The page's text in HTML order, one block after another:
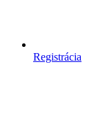
Registrácia